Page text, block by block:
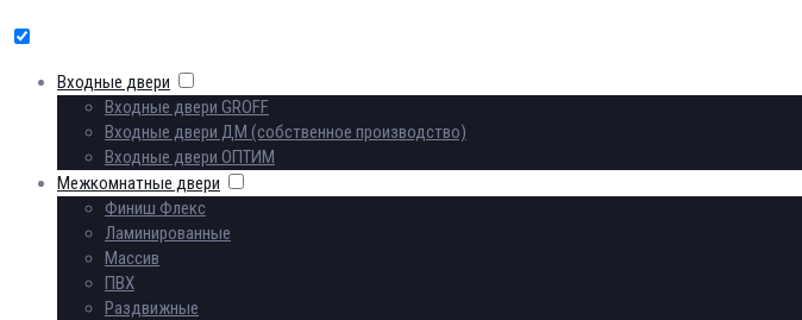
Входные двери
Входные двери GROFF
Входные двери ДМ (собственное производство)
Входные двери ОПТИМ
Межкомнатные двери
Финиш Флекс
Ламинированные
Массив
ПВХ
Раздвижные